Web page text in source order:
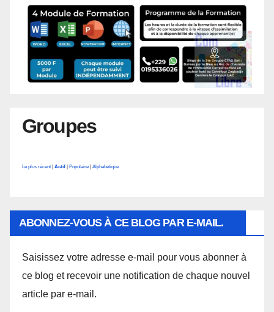
Groupes
Le plus récent | Actif | Populaire | Alphabétique
ABONNEZ-VOUS À CE BLOG PAR E-MAIL.
Saisissez votre adresse e-mail pour vous abonner à
ce blog et recevoir une notification de chaque nouvel
article par e-mail.